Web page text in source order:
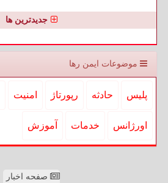
جدیدترین ها
موضوعات ایمن رها
پلیس حادثه رپورتاژ امنیت
اورژانس خدمات آموزش
صفحه اخبار